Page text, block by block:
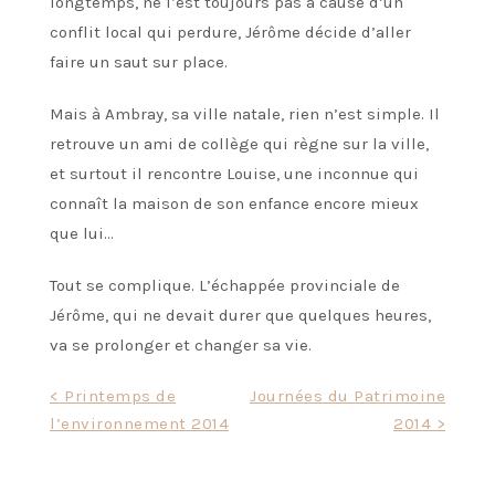
conflit local qui perdure, Jérôme décide d’aller
faire un saut sur place.
Mais à Ambray, sa ville natale, rien n’est simple. Il
retrouve un ami de collège qui règne sur la ville,
et surtout il rencontre Louise, une inconnue qui
connaît la maison de son enfance encore mieux
que lui…
Tout se complique. L’échappée provinciale de
Jérôme, qui ne devait durer que quelques heures,
va se prolonger et changer sa vie.
Navigation< Printemps de
l’environnement 2014
Journées du Patrimoine
2014 >